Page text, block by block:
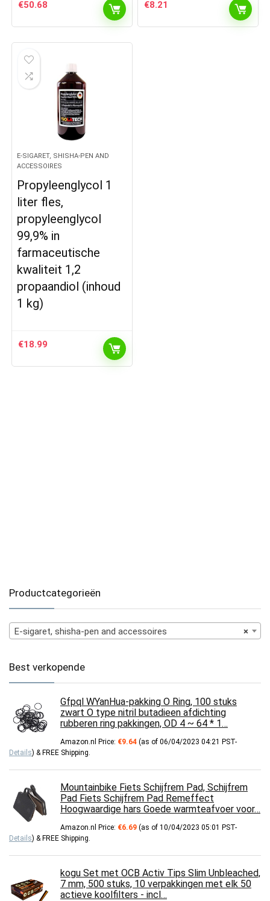
€50.68 €8.21
E-SIGARET, SHISHA-PEN AND
ACCESSOIRES
Propyleenglycol 1
liter fles,
propyleenglycol
99,9% in
farmaceutische
kwaliteit 1,2
propaandiol (inhoud
1 kg)
€18.99
Productcategorieën
×
E-sigaret, shisha-pen and accessoires
Best verkopende
Gfpql WYanHua-pakking O Ring, 100 stuks
zwart O type nitril butadieen afdichting
rubberen ring pakkingen, OD 4 ~ 64 * 1…
Amazon.nl Price: €9.64 (as of 06/04/2023 04:21 PST-
Details) &FREE Shipping.
Mountainbike Fiets Schijfrem Pad, Schijfrem
Pad Fiets Schijfrem Pad Remeffect
Hoogwaardige hars Goede warmteafvoer voor…
Amazon.nl Price: €6.69 (as of 10/04/2023 05:01 PST-
Details) &FREE Shipping.
kogu Set met OCB Activ Tips Slim Unbleached,
7 mm, 500 stuks, 10 verpakkingen met elk 50
actieve koolfilters - incl…